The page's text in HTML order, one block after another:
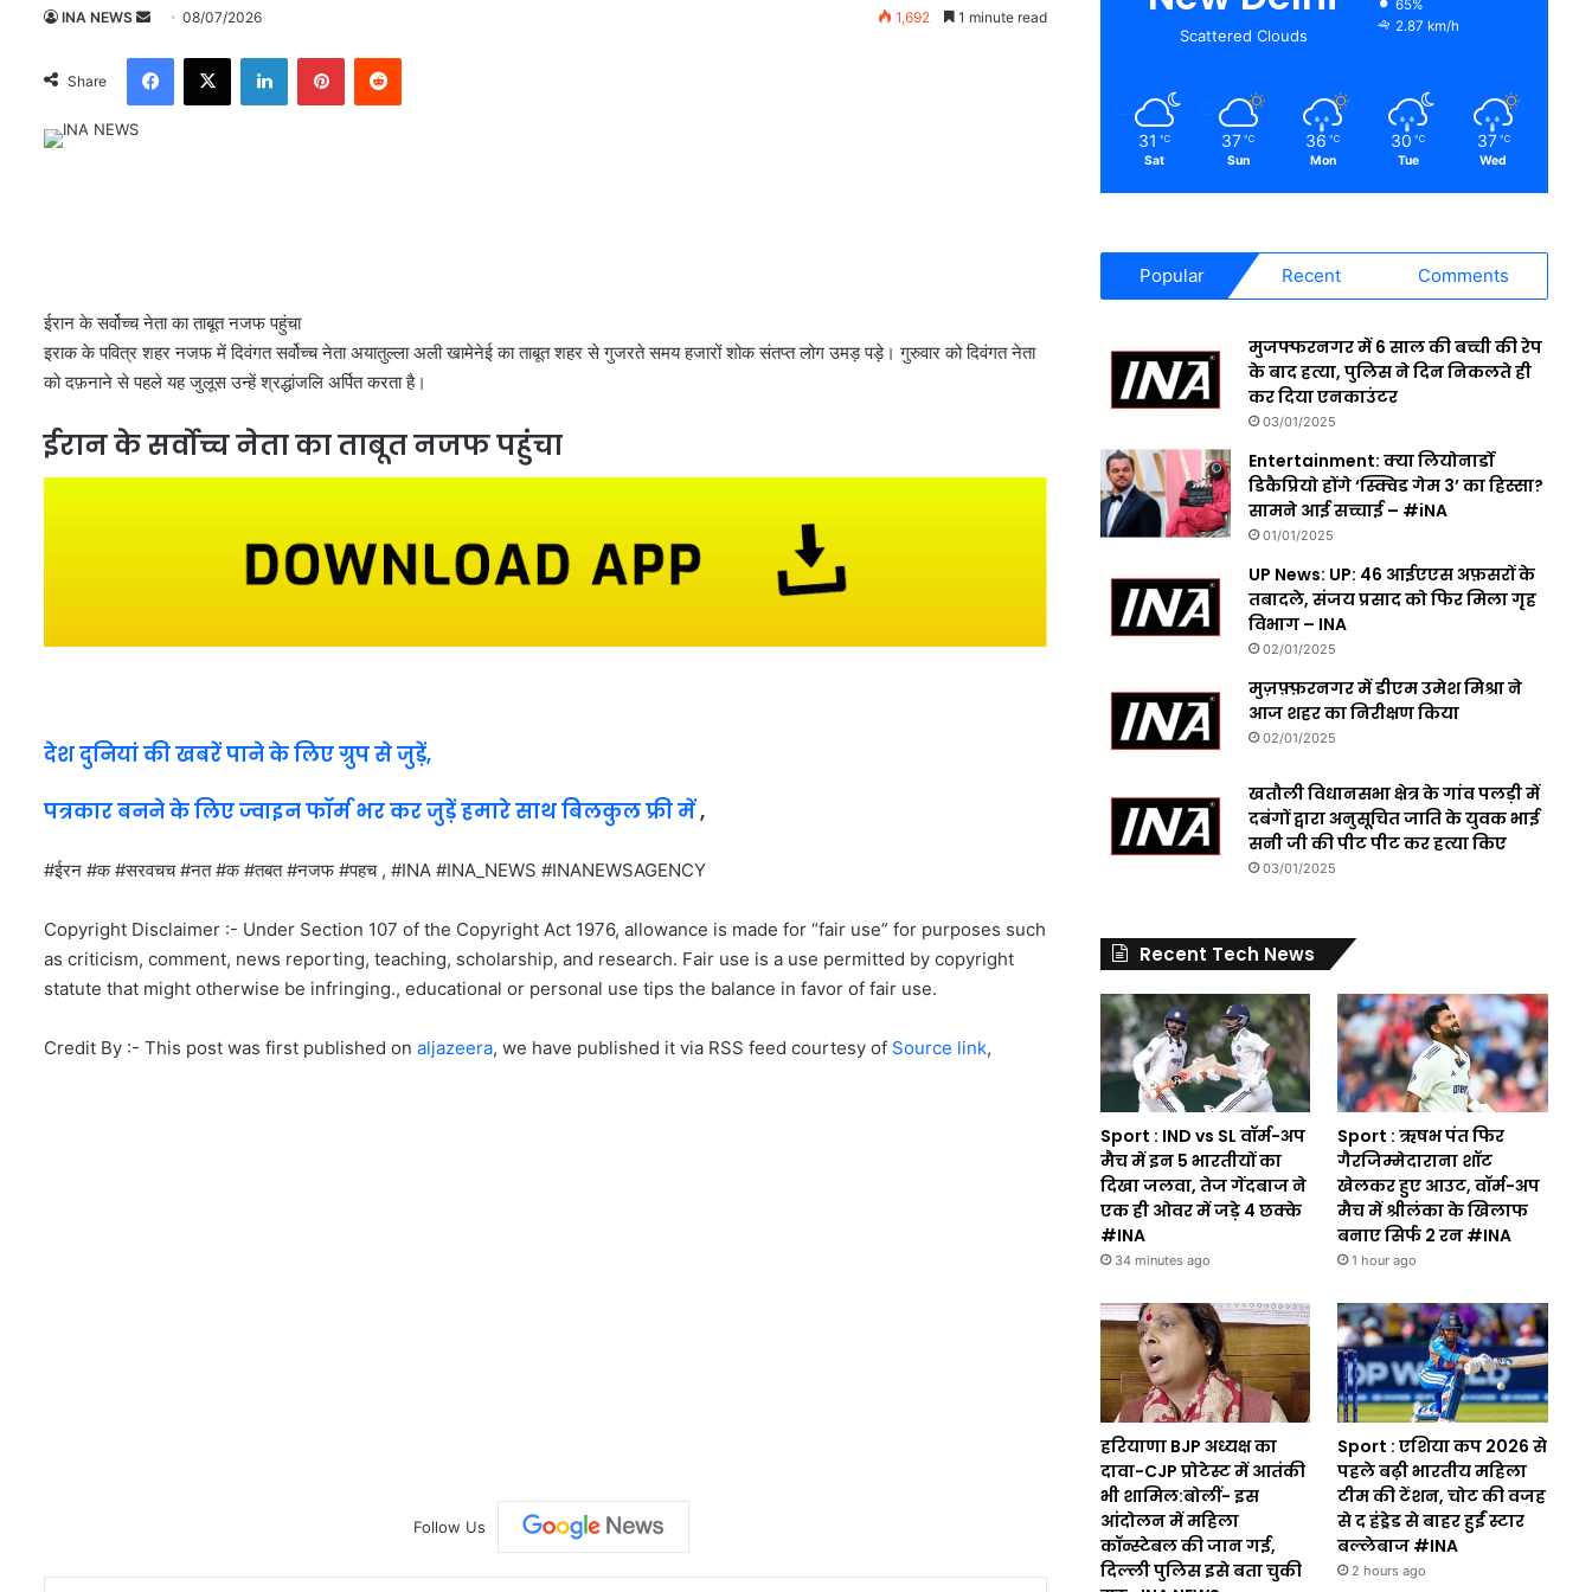
INA NEWS
n
d
08/07/2026 1,692 1 minute read
Share
ईरान के सर्वोच्च नेता का ताबूत नजफ पहुंचा
इराक के पवित्र शहर नजफ में दिवंगत सर्वोच्च नेता अयातुल्ला अली खामेनेई का ताबूत शहर से गुजरते समय हजारों शोक संतप्त लोग उमड़ पड़े। गुरुवार को दिवंगत नेता
को दफ़नाने से पहले यह जुलूस उन्हें श्रद्धांजलि अर्पित करता है।
ईरान के सर्वोच्च नेता का ताबूत नजफ पहुंचा
देश दुनियां की खबरें पाने के लिए ग्रुप से जुड़ें,
पत्रकार बनने के लिए ज्वाइन फॉर्म भर कर जुड़ें हमारे साथ बिलकुल फ्री में,
#ईरन #क #सरवचच #नत #क #तबत #नजफ #पहच , #INA #INA_NEWS #INANEWSAGENCY
Copyright Disclaimer :- Under Section 107 of the Copyright Act 1976, allowance is made for “fair use” for purposes such
as criticism, comment, news reporting, teaching, scholarship, and research. Fair use is a use permitted by copyright
statute that might otherwise be infringing., educational or personal use tips the balance in favor of fair use.
Credit By :- This post was first published on aljazeera, we have published it via RSS feed courtesy of Source link,
Follow Us
Scattered Clouds
65%
2.87 km/h
31 ℃
Sat
37 ℃
Sun
36 ℃
Mon
30 ℃
Tue
37 ℃
Wed
Popular Recent Comments
मुजफ्फरनगर में 6 साल की बच्ची की रेप
के बाद हत्या, पुलिस ने दिन निकलते ही
कर दिया एनकाउंटर
03/01/2025
Entertainment: क्या लियोनार्डो
डिकैप्रियो होंगे ‘स्क्विड गेम 3’ का हिस्सा?
सामने आई सच्चाई – #iNA
01/01/2025
UP News: UP: 46 आईएएस अफ़सरों के
तबादले, संजय प्रसाद को फिर मिला गृह
विभाग – INA
02/01/2025
मुज़फ़्फ़रनगर में डीएम उमेश मिश्रा ने
आज शहर का निरीक्षण किया
02/01/2025
खतौली विधानसभा क्षेत्र के गांव पलड़ी में
दबंगों द्वारा अनुसूचित जाति के युवक भाई
सनी जी की पीट पीट कर हत्या किए
03/01/2025
Recent Tech News
Sport : IND vs SL वॉर्म-अप
मैच में इन 5 भारतीयों का
दिखा जलवा, तेज गेंदबाज ने
एक ही ओवर में जड़े 4 छक्के
#INA
34 minutes ago
Sport : ऋषभ पंत फिर
गैरजिम्मेदाराना शॉट
खेलकर हुए आउट, वॉर्म-अप
मैच में श्रीलंका के खिलाफ
बनाए सिर्फ 2 रन #INA
1 hour ago
हरियाणा BJP अध्यक्ष का
दावा-CJP प्रोटेस्ट में आतंकी
भी शामिल:बोलीं- इस
आंदोलन में महिला
कॉन्स्टेबल की जान गई,
दिल्ली पुलिस इसे बता चुकी
Sport : एशिया कप 2026 से
पहले बढ़ी भारतीय महिला
टीम की टेंशन, चोट की वजह
से द हंड्रेड से बाहर हुईं स्टार
बल्लेबाज #INA
2 hours ago